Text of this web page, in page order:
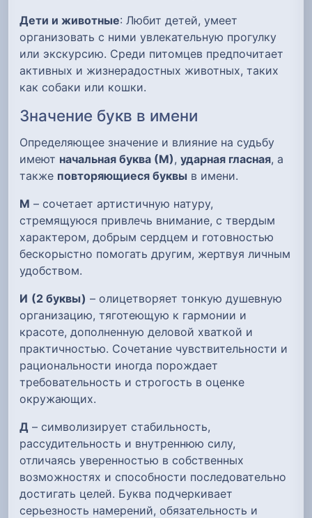
Дети и животные: Любит детей, умеет
организовать с ними увлекательную прогулку
или экскурсию. Среди питомцев предпочитает
активных и жизнерадостных животных, таких
как собаки или кошки.
Значение букв в имени
Определяющее значение и влияние на судьбу
имеют начальная буква (М), ударная гласная, а
также повторяющиеся буквы в имени.
М – сочетает артистичную натуру,
стремящуюся привлечь внимание, с твердым
характером, добрым сердцем и готовностью
бескорыстно помогать другим, жертвуя личным
удобством.
И (2 буквы) – олицетворяет тонкую душевную
организацию, тяготеющую к гармонии и
красоте, дополненную деловой хваткой и
практичностью. Сочетание чувствительности и
рациональности иногда порождает
требовательность и строгость в оценке
окружающих.
Д – символизирует стабильность,
рассудительность и внутреннюю силу,
отличаясь уверенностью в собственных
возможностях и способности последовательно
достигать целей. Буква подчеркивает
серьезность намерений, обязательность и